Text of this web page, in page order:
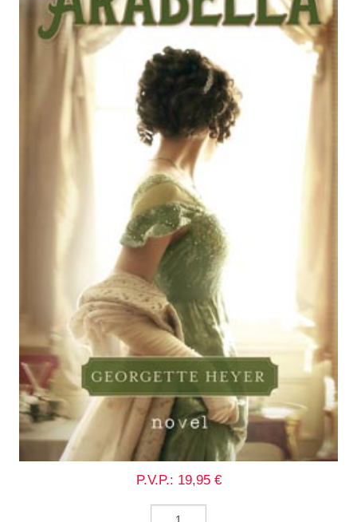
P.V.P.: 19,95 €